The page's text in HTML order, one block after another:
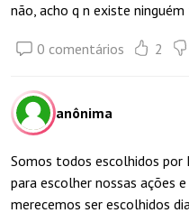
não, acho q n existe
0 comentários 2
anônima
Somos todos escolhidos
para escolher nossas ações
merecemos ser escolhidos